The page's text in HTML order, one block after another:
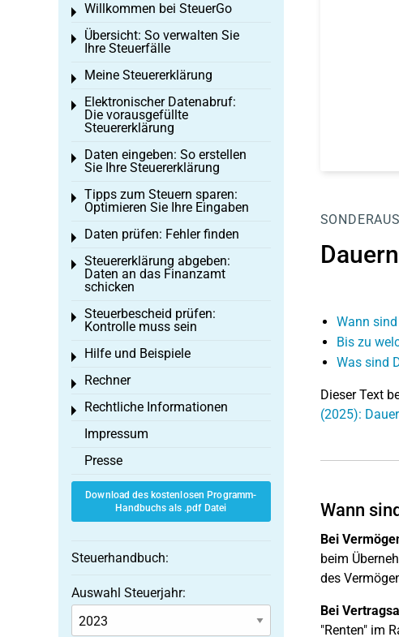
Wann
Bis zu
Was sind
Dieser Text
(2025):
Wann
Bei
beim
des
Bei
"Renten" im
Willkommen bei SteuerGo
Toggle menu
Übersicht: So verwalten Sie
Ihre Steuerfälle
Toggle menu
Meine Steuererklärung
Toggle menu
Elektronischer Datenabruf:
Die vorausgefüllte
Steuererklärung
Toggle menu
Daten eingeben: So erstellen
Sie Ihre Steuererklärung
Toggle menu
Tipps zum Steuern sparen:
Optimieren Sie Ihre Eingaben
Toggle menu
Daten prüfen: Fehler finden
Toggle menu
Steuererklärung abgeben:
Daten an das Finanzamt
schicken
Toggle menu
Steuerbescheid prüfen:
Kontrolle muss sein
Toggle menu
Hilfe und Beispiele
Toggle menu
Rechner
Toggle menu
Rechtliche Informationen
Toggle menu
Impressum
Presse
Download des kostenlosen Programm-
Handbuchs als .pdf Datei
Steuerhandbuch:
Auswahl Steuerjahr: